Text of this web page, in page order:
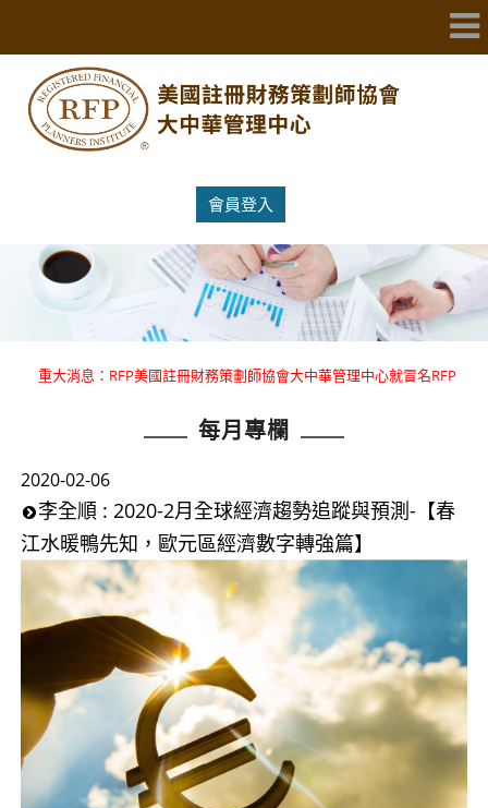
會員登入
重大消息：RFP美國註冊財務策劃師協會大中華管理中心就冒名RFP
重大消息：RFP美國註冊財務策劃師協會大中華管理中心就冒名RFP
每月專欄
2020-02-06
李全順 : 2020-2月全球經濟趨勢追蹤與預測-【春
江水暖鴨先知，歐元區經濟數字轉強篇】